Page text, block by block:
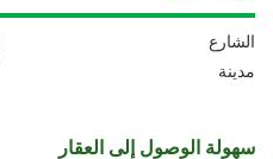
الشارع
مدينة
سهولة الوصول إلى العقار